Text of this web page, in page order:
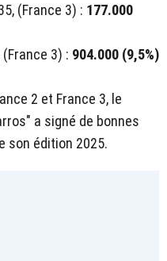
(France 3) : 177.000
3) : 904.000 (9,5%)
2 et France 3, le
a signé de bonnes
son édition 2025.